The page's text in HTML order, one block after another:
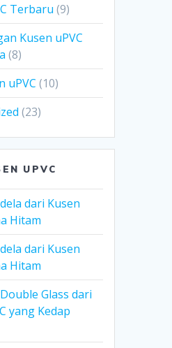
Terbaru (9)
Kusen uPVC
(8)
uPVC (10)
(23)
UPVC
dari Kusen
Hitam
dari Kusen
Hitam
Glass dari
yang Kedap